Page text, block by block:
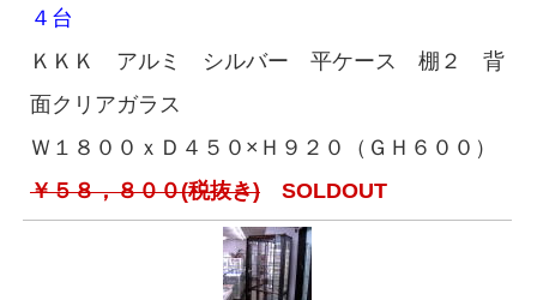
４台
ＫＫＫ アルミ シルバー 平ケース 棚２ 背
面クリアガラス
Ｗ１８００ｘＤ４５０×Ｈ９２０（ＧＨ６００）
￥５８，８００(税抜き) SOLDOUT